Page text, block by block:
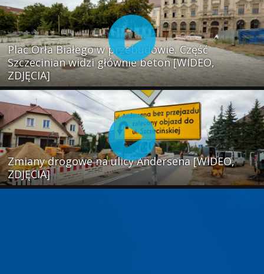
Plac Orła Białego w przebudowie. Część
Szczecinian widzi głównie beton [WIDEO,
ZDJĘCIA]
Zmiany drogowe na ulicy Andersena [WIDEO,
ZDJĘCIA]